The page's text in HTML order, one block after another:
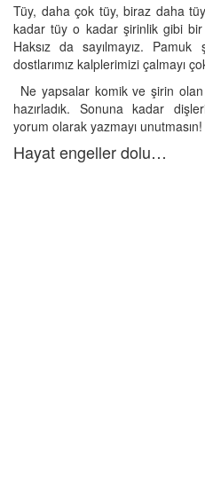
Tüy, daha çok tüy, biraz daha
kadar tüy o kadar şirinlik gibi bir
Haksız da sayılmayız.
dostlarımız kalplerimizi çalmayı
Ne yapsalar komik ve şirin
hazırladık. Sonuna kadar
yorum olarak yazmayı unutmasın!
Hayat engeller dolu…